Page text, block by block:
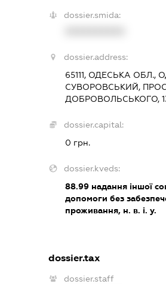
dossier.smida:
dossier.address:
65111, ОДЕСЬКА ОБЛ.,
СУВОРОВСЬКИЙ,
ДОБРОВОЛЬСЬКОГО,
dossier.capital:
0 грн.
dossier.kveds:
88.99 надання іншої
допомоги без
проживання, н. в. і. у.
dossier.tax
dossier.staff